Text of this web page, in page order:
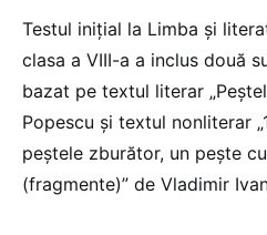
Testul inițial la Limba și
clasa a VIII-a a inclus două
bazat pe textul literar
Popescu și textul nonliterar
peștele zburător, un pește
(fragmente)” de Vladimir